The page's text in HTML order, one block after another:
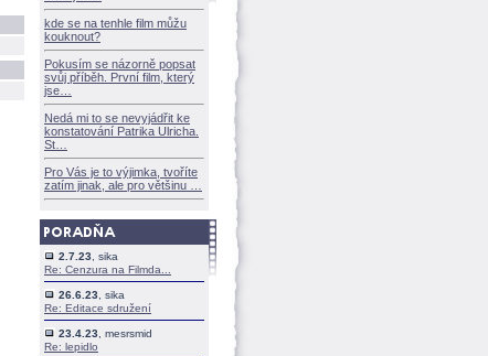
kde se na tenhle film můžu
kouknout?
Pokusím se názorně popsat
svůj příběh. První film, který
jse
Nedá mi to se nevyjádřit ke
konstatování Patrika Ulricha.
St
Pro Vás je to výjimka, tvoříte
zatím jinak, ale pro většinu
2.7.23 , sika
Re: Cenzura na Filmda...
26.6.23 , sika
Re: Editace sdružení
23.4.23 , mesrsmid
Re: lepidlo